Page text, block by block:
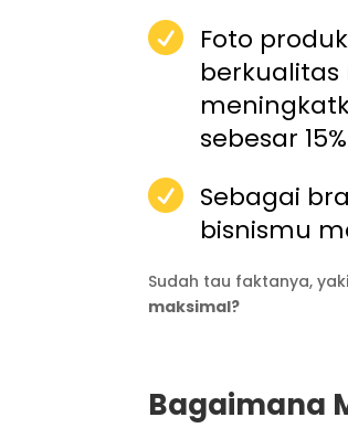
 Foto
sebesar 15%
 Sebagai
bisnismu
Sudah tau faktanya,
maksimal?
Bagaimana